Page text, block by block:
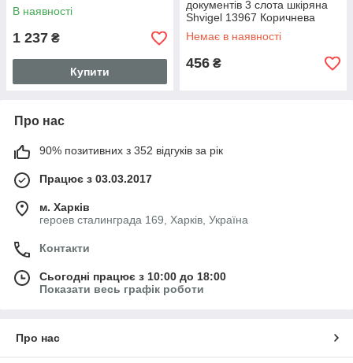
В наявності
1 237 ₴
Купити
документів 3 слота шкіряна
Shvigel 13967 Коричнева
Немає в наявності
456 ₴
Про нас
90% позитивних з 352 відгуків за рік
Працює з 03.03.2017
м. Харків
героев сталинграда 169, Харків, Україна
Контакти
Сьогодні працює з 10:00 до 18:00
Показати весь графік роботи
Про нас